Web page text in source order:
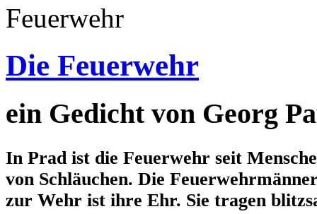
Die Feuerwehr
ein Gedicht von Georg
In Prad ist die Feuerwehr seit
von Schläuchen. Die
zur Wehr ist ihre Ehr. Sie tragen